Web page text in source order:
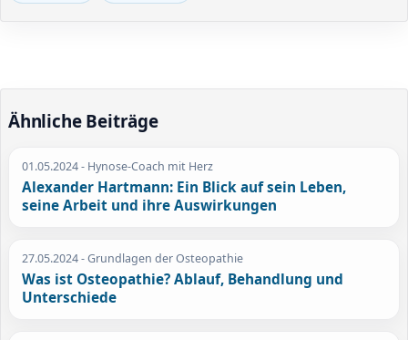
Ähnliche Beiträge
01.05.2024- Hynose-Coach mit Herz
Alexander Hartmann: Ein Blick auf sein Leben,
seine Arbeit und ihre Auswirkungen
27.05.2024- Grundlagen der Osteopathie
Was ist Osteopathie? Ablauf, Behandlung und
Unterschiede